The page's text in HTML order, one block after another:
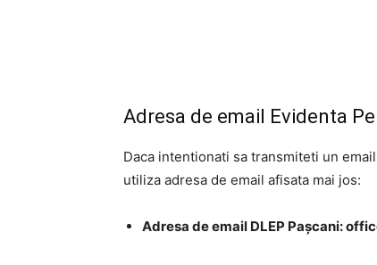
Adresa de email Evidenta
Daca intentionati sa transmiteti un
utiliza adresa de email afisata mai jos:
Adresa de email DLEP Pașcani: